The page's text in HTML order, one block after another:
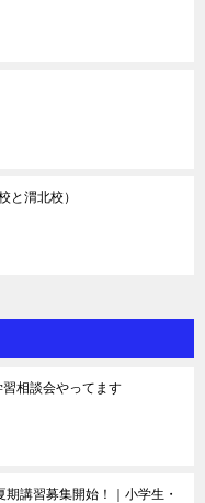
と渭北校）
相談会やってます
講習募集開始！｜小学生・